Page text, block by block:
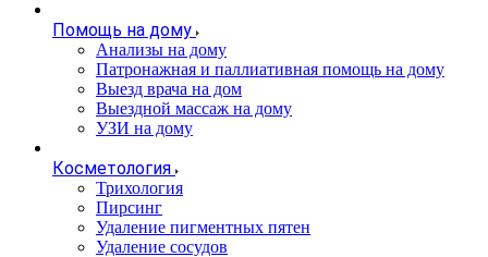
Помощь на дому
Анализы на дому
Патронажная и паллиативная помощь на дому
Выезд врача на дом
Выездной массаж на дому
УЗИ на дому
Косметология
Трихология
Пирсинг
Удаление пигментных пятен
Удаление сосудов